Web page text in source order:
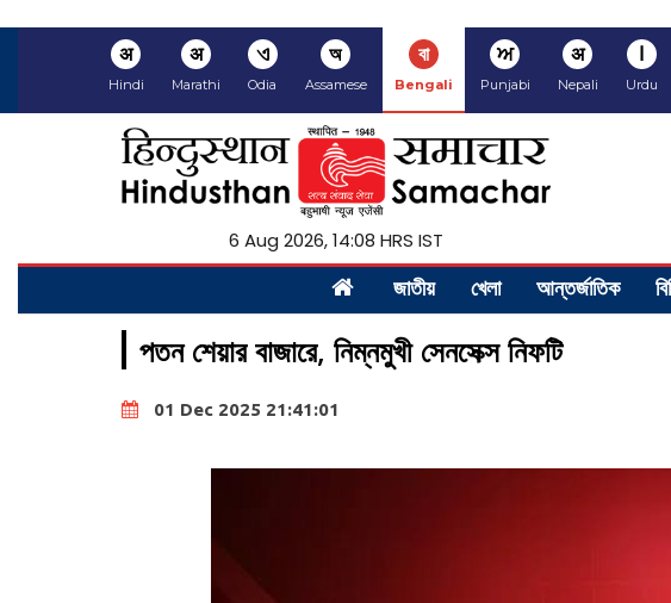
अ
Hindi
अ
Marathi
ଏ
Odia
অ
Assamese
বা
Bengali
ਅ
Punjabi
अ
Nepali
ا
Urdu
6 Aug 2026, 14:08 HRS IST
জাতীয় খেলা আন্তর্জাতিক
পতন শেয়ার বাজারে, নিম্নমুখী সেনসেক্স নিফটি
01 Dec 2025 21:41:01